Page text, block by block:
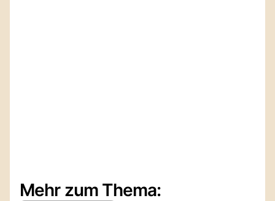
Mehr zum Thema: